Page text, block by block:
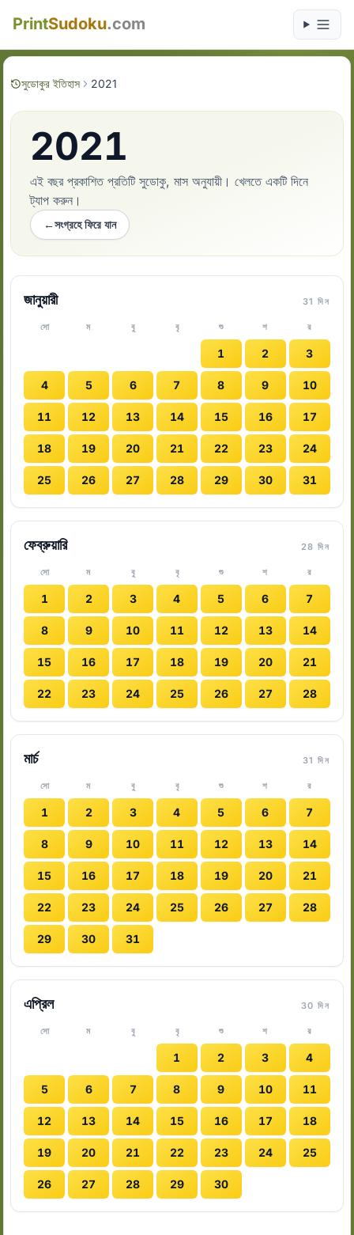
PrintSudoku.com
সুডোকুর ইতিহাস 2021
2021
এই বছর প্রকাশিত প্রতিটি সুডোকু, মাস অনুযায়ী। খেলতে একটি দিনে
ট্যাপ করুন।
←সংগ্রহে ফিরে যান
জানুয়ারী 31 দিন
সো ম বু বৃ শু শ র
1 2 3
4 5 6 7 8 9 10
11 12 13 14 15 16 17
18 19 20 21 22 23 24
25 26 27 28 29 30 31
ফেব্রুয়ারি 28 দিন
সো ম বু বৃ শু শ র
1 2 3 4 5 6 7
8 9 10 11 12 13 14
15 16 17 18 19 20 21
22 23 24 25 26 27 28
মার্চ 31 দিন
সো ম বু বৃ শু শ র
1 2 3 4 5 6 7
8 9 10 11 12 13 14
15 16 17 18 19 20 21
22 23 24 25 26 27 28
29 30 31
এপ্রিল 30 দিন
সো ম বু বৃ শু শ র
1 2 3 4
5 6 7 8 9 10 11
12 13 14 15 16 17 18
19 20 21 22 23 24 25
26 27 28 29 30